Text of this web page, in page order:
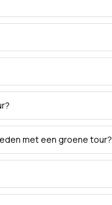
met een groene tour?